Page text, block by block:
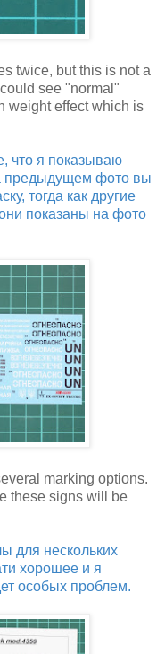
twice, but this is not a
see "normal"
weight effect which is
что я показываю
предыдущем фото вы
тогда как другие
показаны на фото
marking options.
these signs will be
для нескольких
хорошее и я
особых проблем.